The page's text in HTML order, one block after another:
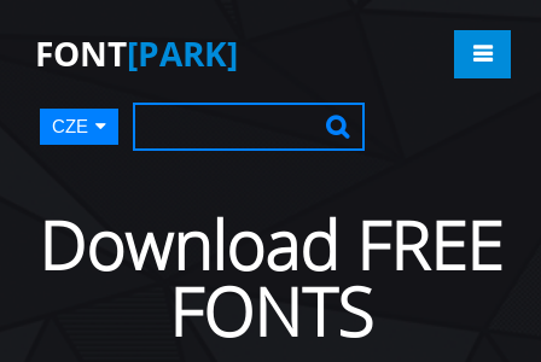
FONT[PARK]
CZE
Download FREE
FONTS